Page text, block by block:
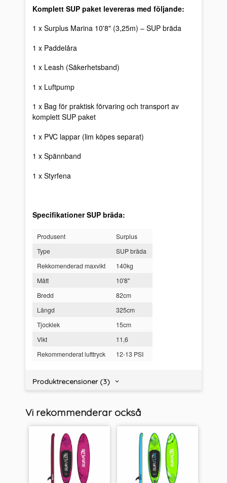
Komplett SUP paket levereras med följande:
1 x Surplus Marina 10'8" (3,25m) – SUP bräda
1 x Paddelåra
1 x Leash (Säkerhetsband)
1 x Luftpump
1 x Bag för praktisk förvaring och transport av
komplett SUP paket
1 x PVC lappar (lim köpes separat)
1 x Spännband
1 x Styrfena
Specifikationer SUP bräda:
Produsent
Surplus
Type
SUP bräda
Rekkomenderad maxvikt
140kg
Mått
10'8"
Bredd
82cm
Längd
325cm
Tjocklek
15cm
Vikt
11,6
Rekommenderat lufttryck
12-13 PSI
Produktrecensioner (3)
Vi rekommenderar också